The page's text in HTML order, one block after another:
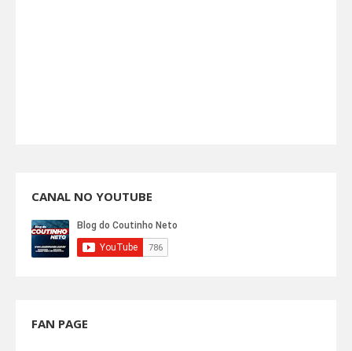
CANAL NO YOUTUBE
FAN PAGE